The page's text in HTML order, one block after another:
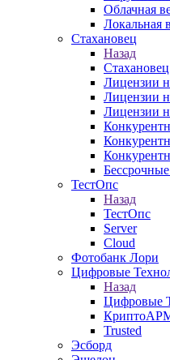
Облачная
Локальная
Стахановец
Назад
Стахановец
Лицензии
Лицензии
Лицензии
ТестОпс
Назад
ТестОпс
Server
Cloud
Фотобанк Лори
Цифровые
Назад
Цифровые
Trusted
Эсборд